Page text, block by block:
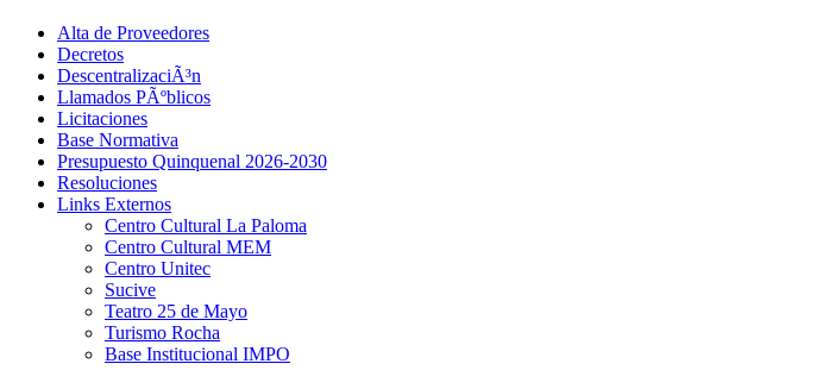
Alta de Proveedores
Decretos
DescentralizaciÃ³n
Llamados PÃºblicos
Licitaciones
Base Normativa
Presupuesto Quinquenal 2026-2030
Resoluciones
Links Externos
Centro Cultural La Paloma
Centro Cultural MEM
Centro Unitec
Sucive
Teatro 25 de Mayo
Turismo Rocha
Base Institucional IMPO